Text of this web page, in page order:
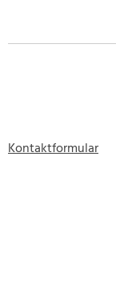
Kontaktformular